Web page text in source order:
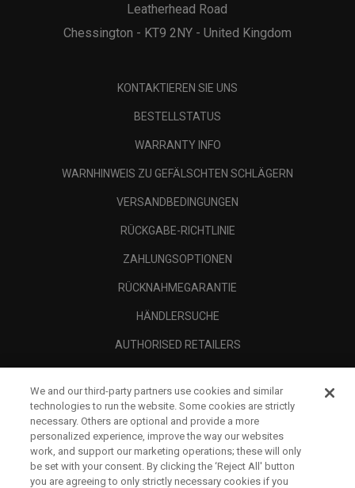
Leatherhead Road
Chessington - KT9 2NY - United Kingdom
KONTAKTIEREN SIE UNS
BESTELLSTATUS
WARRANTY INFO
WARNHINWEIS ZU GEFÄLSCHTEN SCHLÄGERN
VERSANDBEDINGUNGEN
RÜCKGABE-RICHTLINIE
ZAHLUNGSOPTIONEN
RÜCKNAHMEGARANTIE
HÄNDLERSUCHE
AUTHORISED RETAILERS
UNTERNEHMENSPROFIL
RECHTLICHES-
We and our third-party partners use cookies and similar
technologies to run the website. Some cookies are strictly
necessary. Others are optional and provide a more
personalized experience, improve the way our websites
work, and support our marketing operations; these will only
be set with your consent. By clicking the ‘Reject All' button
you are agreeing to only strictly necessary cookies if you